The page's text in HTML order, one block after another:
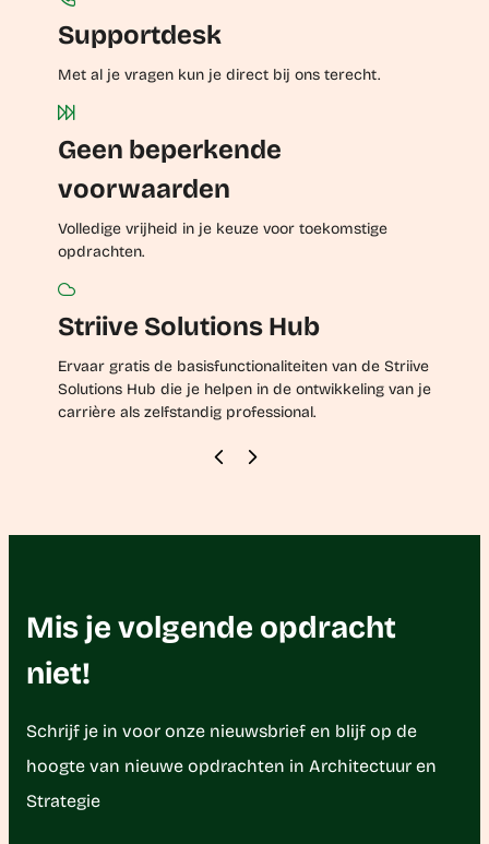
Supportdesk
Met al je vragen kun je direct bij ons terecht.
Geen beperkende
voorwaarden
Volledige vrijheid in je keuze voor toekomstige
opdrachten.
Striive Solutions Hub
Ervaar gratis de basisfunctionaliteiten van de Striive
Solutions Hub die je helpen in de ontwikkeling van je
carrière als zelfstandig professional.
Mis je volgende opdracht
niet!
Schrijf je in voor onze nieuwsbrief en blijf op de
hoogte van nieuwe opdrachten in Architectuur en
Strategie